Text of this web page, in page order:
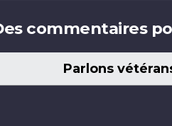
commentaires
Parlons